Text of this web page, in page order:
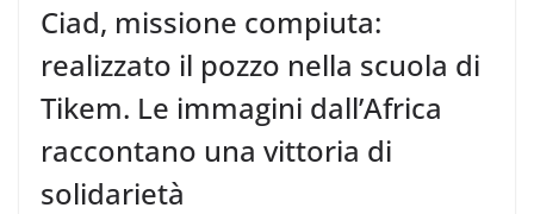
Ciad, missione compiuta:
realizzato il pozzo nella scuola di
Tikem. Le immagini dall’Africa
raccontano una vittoria di
solidarietà